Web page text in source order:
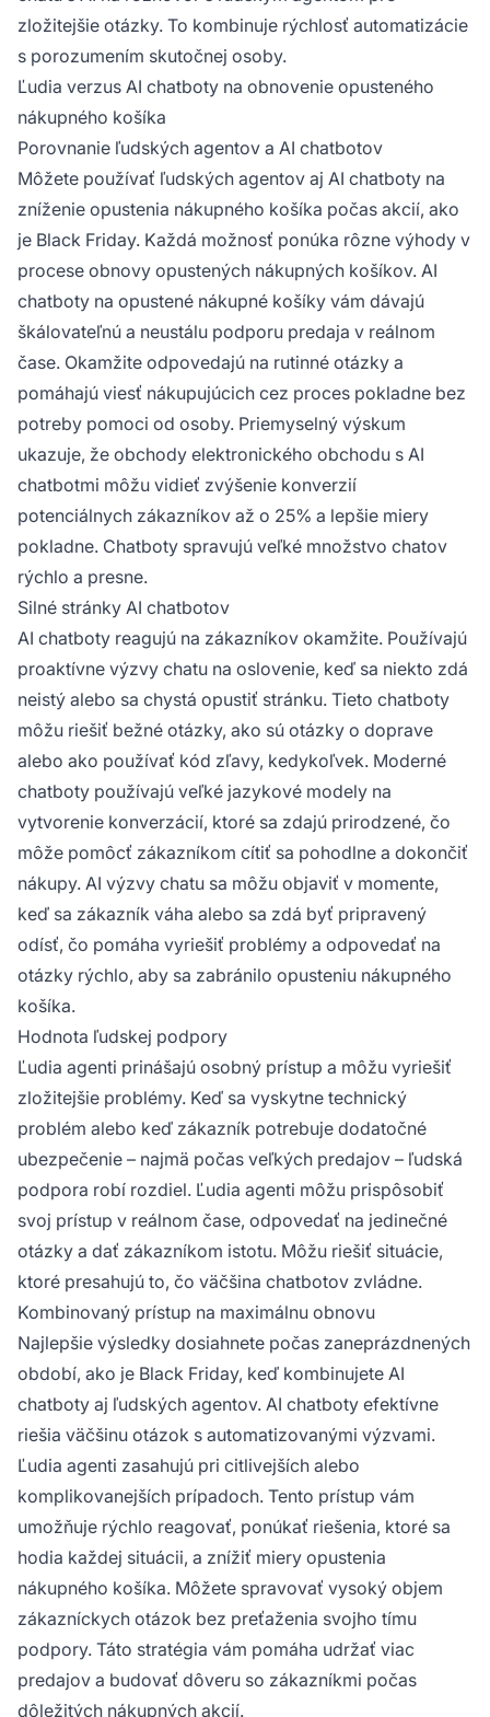
zložitejšie otázky. To kombinuje rýchlosť automatizácie
s porozumením skutočnej osoby.
Ľudia verzus AI chatboty na obnovenie opusteného
nákupného košíka
Porovnanie ľudských agentov a AI chatbotov
Môžete používať ľudských agentov aj AI chatboty na
zníženie opustenia nákupného košíka počas akcií, ako
je Black Friday. Každá možnosť ponúka rôzne výhody v
procese obnovy opustených nákupných košíkov. AI
chatboty na opustené nákupné košíky vám dávajú
škálovateľnú a neustálu podporu predaja v reálnom
čase. Okamžite odpovedajú na rutinné otázky a
pomáhajú viesť nákupujúcich cez proces pokladne bez
potreby pomoci od osoby. Priemyselný výskum
ukazuje, že obchody elektronického obchodu s AI
chatbotmi môžu vidieť zvýšenie konverzií
potenciálnych zákazníkov až o 25% a lepšie miery
pokladne. Chatboty spravujú veľké množstvo chatov
rýchlo a presne.
Silné stránky AI chatbotov
AI chatboty reagujú na zákazníkov okamžite. Používajú
proaktívne výzvy chatu na oslovenie, keď sa niekto zdá
neistý alebo sa chystá opustiť stránku. Tieto chatboty
môžu riešiť bežné otázky, ako sú otázky o doprave
alebo ako používať kód zľavy, kedykoľvek. Moderné
chatboty používajú veľké jazykové modely na
vytvorenie konverzácií, ktoré sa zdajú prirodzené, čo
môže pomôcť zákazníkom cítiť sa pohodlne a dokončiť
nákupy. AI výzvy chatu sa môžu objaviť v momente,
keď sa zákazník váha alebo sa zdá byť pripravený
odísť, čo pomáha vyriešiť problémy a odpovedať na
otázky rýchlo, aby sa zabránilo opusteniu nákupného
košíka.
Hodnota ľudskej podpory
Ľudia agenti prinášajú osobný prístup a môžu vyriešiť
zložitejšie problémy. Keď sa vyskytne technický
problém alebo keď zákazník potrebuje dodatočné
ubezpečenie – najmä počas veľkých predajov – ľudská
podpora robí rozdiel. Ľudia agenti môžu prispôsobiť
svoj prístup v reálnom čase, odpovedať na jedinečné
otázky a dať zákazníkom istotu. Môžu riešiť situácie,
ktoré presahujú to, čo väčšina chatbotov zvládne.
Kombinovaný prístup na maximálnu obnovu
Najlepšie výsledky dosiahnete počas zaneprázdnených
období, ako je Black Friday, keď kombinujete AI
chatboty aj ľudských agentov. AI chatboty efektívne
riešia väčšinu otázok s automatizovanými výzvami.
Ľudia agenti zasahujú pri citlivejších alebo
komplikovanejších prípadoch. Tento prístup vám
umožňuje rýchlo reagovať, ponúkať riešenia, ktoré sa
hodia každej situácii, a znížiť miery opustenia
nákupného košíka. Môžete spravovať vysoký objem
zákazníckych otázok bez preťaženia svojho tímu
podpory. Táto stratégia vám pomáha udržať viac
predajov a budovať dôveru so zákazníkmi počas
dôležitých nákupných akcií.